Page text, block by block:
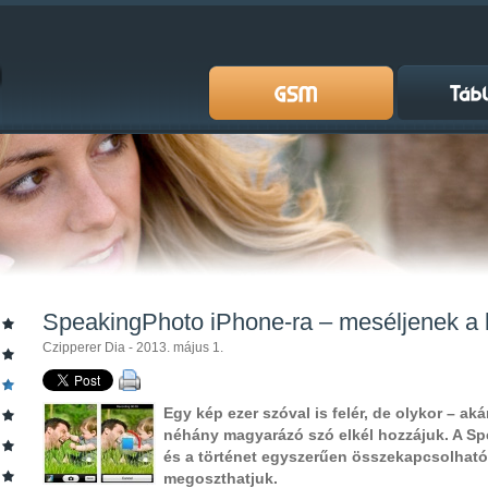
SpeakingPhoto iPhone-ra – meséljenek a
Czipperer Dia - 2013. május 1.
Egy kép ezer szóval is felér, de olykor –
néhány magyarázó szó elkél hozzájuk. A
és a történet egyszerűen
megoszthatjuk.